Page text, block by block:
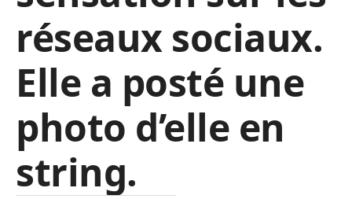
réseaux sociaux.
Elle a posté une
photo d’elle en
string.